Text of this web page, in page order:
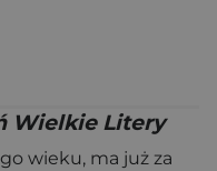
Wielkie Litery
wieku, ma już za